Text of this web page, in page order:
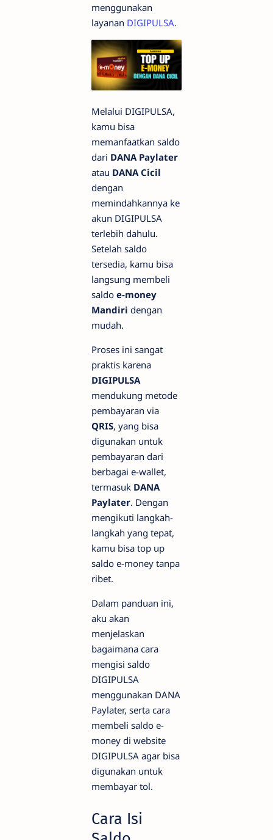
menggunakan
layanan DIGIPULSA.
Melalui DIGIPULSA,
kamu bisa
memanfaatkan saldo
dari DANA Paylater
atau DANA Cicil
dengan
memindahkannya ke
akun DIGIPULSA
terlebih dahulu.
Setelah saldo
tersedia, kamu bisa
langsung membeli
saldo e-money
Mandiri dengan
mudah.
Proses ini sangat
praktis karena
DIGIPULSA
mendukung metode
pembayaran via
QRIS, yang bisa
digunakan untuk
pembayaran dari
berbagai e-wallet,
termasuk DANA
Paylater. Dengan
mengikuti langkah-
langkah yang tepat,
kamu bisa top up
saldo e-money tanpa
ribet.
Dalam panduan ini,
aku akan
menjelaskan
bagaimana cara
mengisi saldo
DIGIPULSA
menggunakan DANA
Paylater, serta cara
membeli saldo e-
money di website
DIGIPULSA agar bisa
digunakan untuk
membayar tol.
Cara Isi